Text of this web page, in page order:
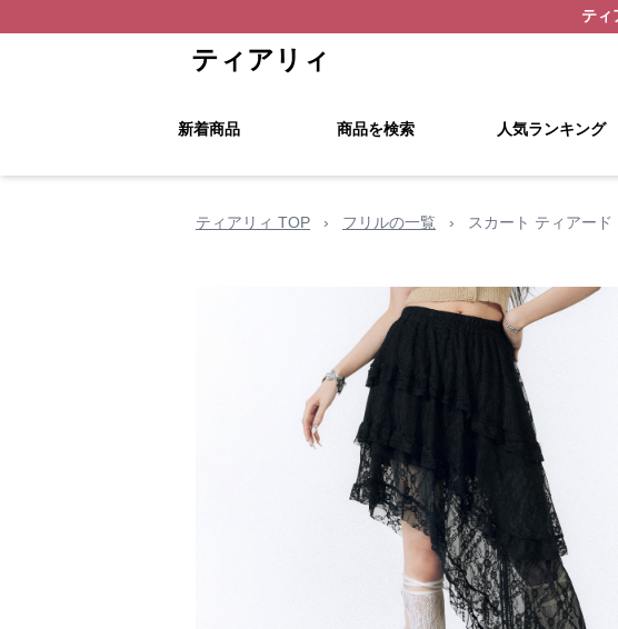
ティ
ティアリィ
新着商品 商品を検索 人気ランキング
ティアリィ TOP › フリルの一覧 › スカート ティアー